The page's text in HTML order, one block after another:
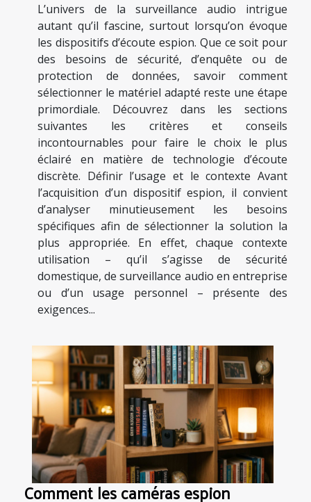
L’univers de la surveillance audio intrigue
autant qu’il fascine, surtout lorsqu’on évoque
les dispositifs d’écoute espion. Que ce soit pour
des besoins de sécurité, d’enquête ou de
protection de données, savoir comment
sélectionner le matériel adapté reste une étape
primordiale. Découvrez dans les sections
suivantes les critères et conseils
incontournables pour faire le choix le plus
éclairé en matière de technologie d’écoute
discrète. Définir l’usage et le contexte Avant
l’acquisition d’un dispositif espion, il convient
d’analyser minutieusement les besoins
spécifiques afin de sélectionner la solution la
plus appropriée. En effet, chaque contexte
utilisation – qu’il s’agisse de sécurité
domestique, de surveillance audio en entreprise
ou d’un usage personnel – présente des
exigences...
Comment les caméras espion